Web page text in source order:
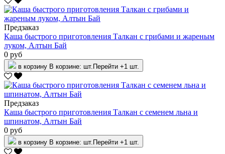
Предзаказ
Каша быстрого приготовления Талкан с грибами и жареным
луком, Алтын Бай
0 руб
в корзину В корзине: шт. Перейти +1 шт.
Предзаказ
Каша быстрого приготовления Талкан с семенем льна и
шпинатом, Алтын Бай
0 руб
в корзину В корзине: шт. Перейти +1 шт.